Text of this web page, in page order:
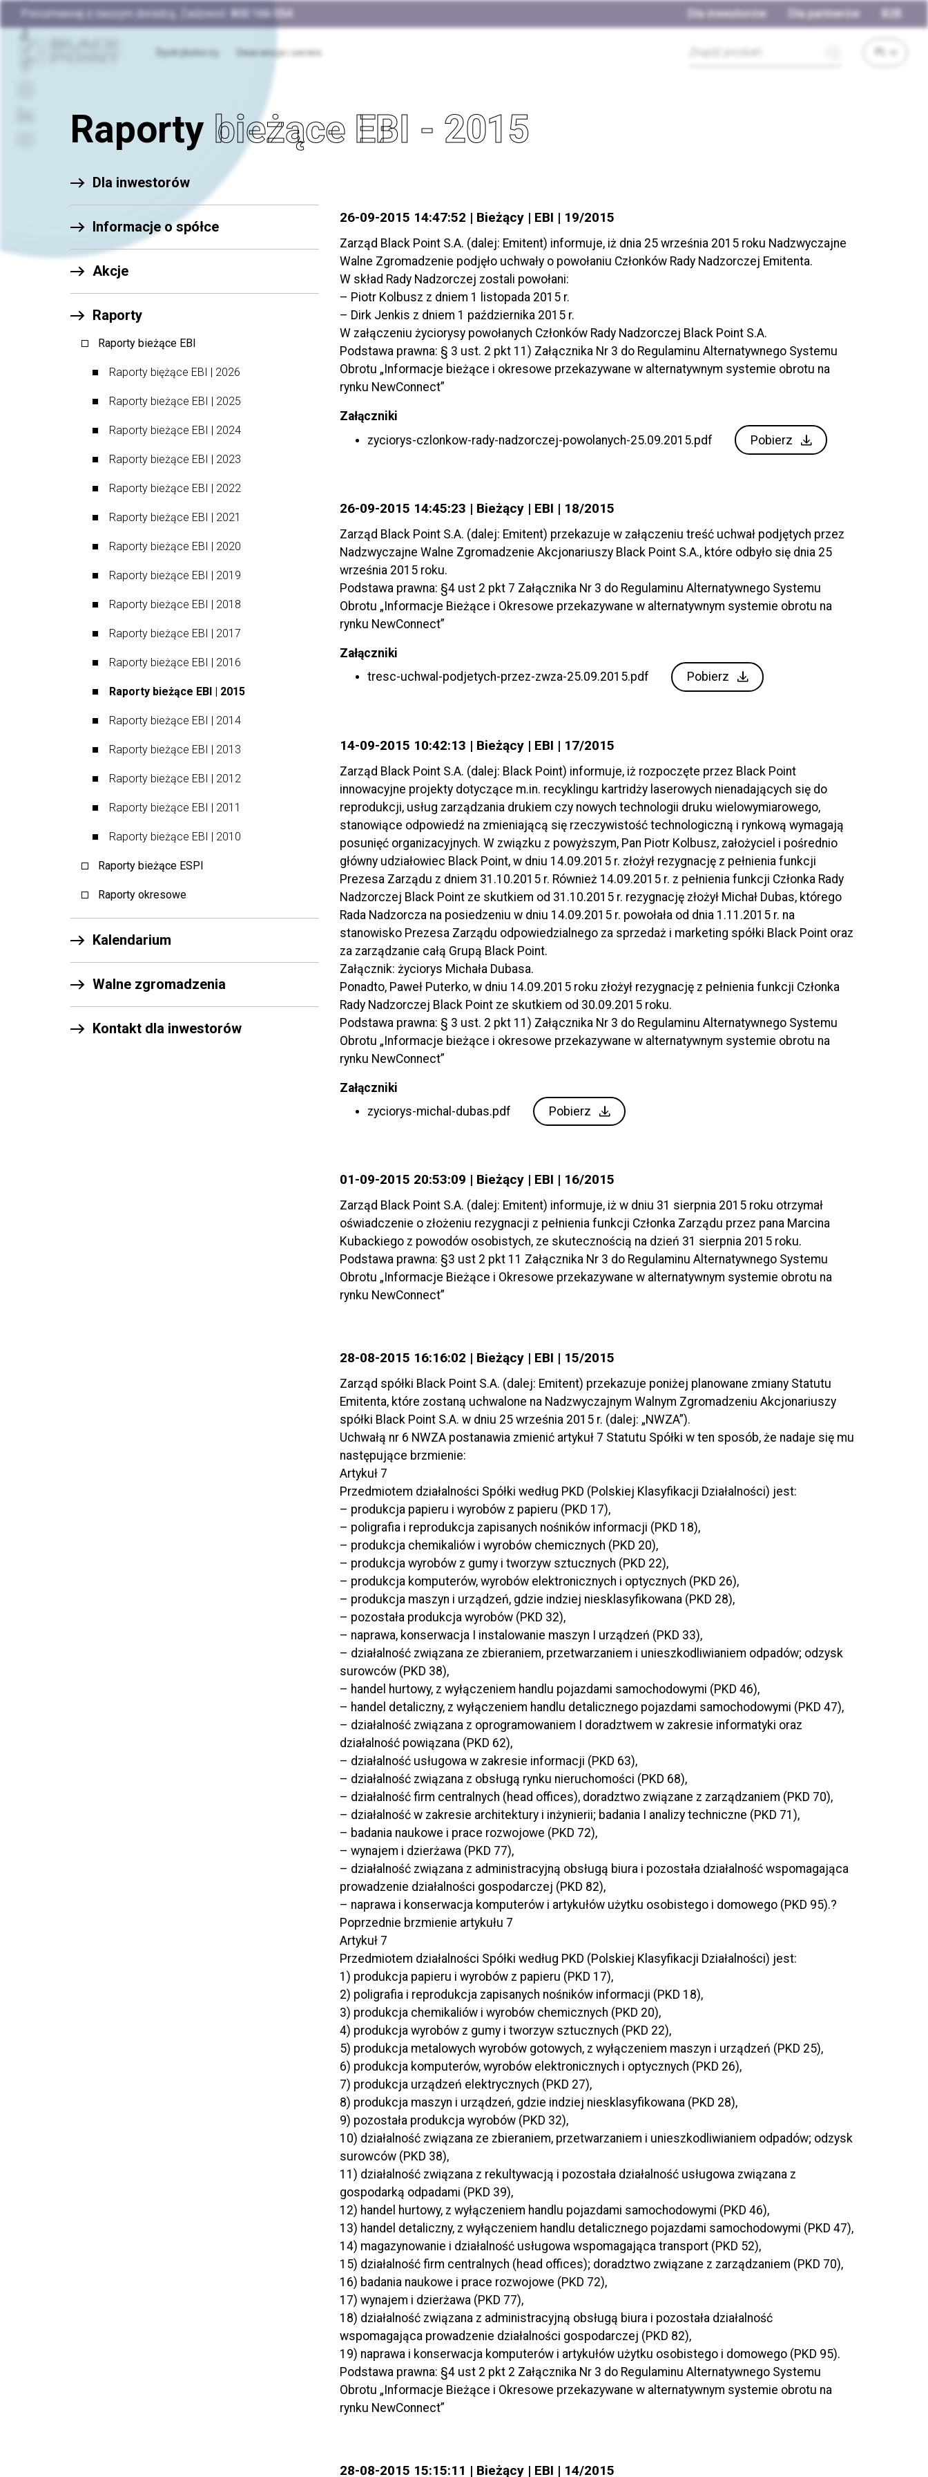
Porozmawiaj z naszym doradcą. Zadzwoń: 800 166 054 Dla inwestorów Dla partnerów B2B
Dystrybutorzy Gwarancja i serwis
Raporty bieżące EBI - 2015
Dla inwestorów
Informacje o spółce
Akcje
Raporty
Raporty bieżące EBI
Raporty biężące EBI | 2026
Raporty bieżące EBI | 2025
Raporty bieżące EBI | 2024
Raporty bieżące EBI | 2023
Raporty bieżące EBI | 2022
Raporty bieżące EBI | 2021
Raporty bieżące EBI | 2020
Raporty bieżące EBI | 2019
Raporty bieżące EBI | 2018
Raporty bieżące EBI | 2017
Raporty bieżące EBI | 2016
Raporty bieżące EBI | 2015
Raporty bieżące EBI | 2014
Raporty bieżące EBI | 2013
Raporty bieżące EBI | 2012
Raporty bieżące EBI | 2011
Raporty bieżące EBI | 2010
Raporty bieżące ESPI
Raporty okresowe
Kalendarium
Walne zgromadzenia
Kontakt dla inwestorów
26-09-2015 14:47:52 | Bieżący | EBI | 19/2015
Zarząd Black Point S.A. (dalej: Emitent) informuje, iż dnia 25 września 2015 roku Nadzwyczajne
Walne Zgromadzenie podjęło uchwały o powołaniu Członków Rady Nadzorczej Emitenta.
W skład Rady Nadzorczej zostali powołani:
– Piotr Kolbusz z dniem 1 listopada 2015 r.
– Dirk Jenkis z dniem 1 października 2015 r.
W załączeniu życiorysy powołanych Członków Rady Nadzorczej Black Point S.A.
Podstawa prawna: § 3 ust. 2 pkt 11) Załącznika Nr 3 do Regulaminu Alternatywnego Systemu
Obrotu „Informacje bieżące i okresowe przekazywane w alternatywnym systemie obrotu na
rynku NewConnect”
Załączniki
zyciorys-czlonkow-rady-nadzorczej-powolanych-25.09.2015.pdf
Pobierz
26-09-2015 14:45:23 | Bieżący | EBI | 18/2015
Zarząd Black Point S.A. (dalej: Emitent) przekazuje w załączeniu treść uchwał podjętych przez
Nadzwyczajne Walne Zgromadzenie Akcjonariuszy Black Point S.A., które odbyło się dnia 25
września 2015 roku.
Podstawa prawna: §4 ust 2 pkt 7 Załącznika Nr 3 do Regulaminu Alternatywnego Systemu
Obrotu „Informacje Bieżące i Okresowe przekazywane w alternatywnym systemie obrotu na
rynku NewConnect”
Załączniki
tresc-uchwal-podjetych-przez-zwza-25.09.2015.pdf
Pobierz
14-09-2015 10:42:13 | Bieżący | EBI | 17/2015
Zarząd Black Point S.A. (dalej: Black Point) informuje, iż rozpoczęte przez Black Point
innowacyjne projekty dotyczące m.in. recyklingu kartridży laserowych nienadających się do
reprodukcji, usług zarządzania drukiem czy nowych technologii druku wielowymiarowego,
stanowiące odpowiedź na zmieniającą się rzeczywistość technologiczną i rynkową wymagają
posunięć organizacyjnych. W związku z powyższym, Pan Piotr Kolbusz, założyciel i pośrednio
główny udziałowiec Black Point, w dniu 14.09.2015 r. złożył rezygnację z pełnienia funkcji
Prezesa Zarządu z dniem 31.10.2015 r. Również 14.09.2015 r. z pełnienia funkcji Członka Rady
Nadzorczej Black Point ze skutkiem od 31.10.2015 r. rezygnację złożył Michał Dubas, którego
Rada Nadzorcza na posiedzeniu w dniu 14.09.2015 r. powołała od dnia 1.11.2015 r. na
stanowisko Prezesa Zarządu odpowiedzialnego za sprzedaż i marketing spółki Black Point oraz
za zarządzanie całą Grupą Black Point.
Załącznik: życiorys Michała Dubasa.
Ponadto, Paweł Puterko, w dniu 14.09.2015 roku złożył rezygnację z pełnienia funkcji Członka
Rady Nadzorczej Black Point ze skutkiem od 30.09.2015 roku.
Podstawa prawna: § 3 ust. 2 pkt 11) Załącznika Nr 3 do Regulaminu Alternatywnego Systemu
Obrotu „Informacje bieżące i okresowe przekazywane w alternatywnym systemie obrotu na
rynku NewConnect”
Załączniki
zyciorys-michal-dubas.pdf
Pobierz
01-09-2015 20:53:09 | Bieżący | EBI | 16/2015
Zarząd Black Point S.A. (dalej: Emitent) informuje, iż w dniu 31 sierpnia 2015 roku otrzymał
oświadczenie o złożeniu rezygnacji z pełnienia funkcji Członka Zarządu przez pana Marcina
Kubackiego z powodów osobistych, ze skutecznością na dzień 31 sierpnia 2015 roku.
Podstawa prawna: §3 ust 2 pkt 11 Załącznika Nr 3 do Regulaminu Alternatywnego Systemu
Obrotu „Informacje Bieżące i Okresowe przekazywane w alternatywnym systemie obrotu na
rynku NewConnect”
28-08-2015 16:16:02 | Bieżący | EBI | 15/2015
Zarząd spółki Black Point S.A. (dalej: Emitent) przekazuje poniżej planowane zmiany Statutu
Emitenta, które zostaną uchwalone na Nadzwyczajnym Walnym Zgromadzeniu Akcjonariuszy
spółki Black Point S.A. w dniu 25 września 2015 r. (dalej: „NWZA”).
Uchwałą nr 6 NWZA postanawia zmienić artykuł 7 Statutu Spółki w ten sposób, że nadaje się mu
następujące brzmienie:
Artykuł 7
Przedmiotem działalności Spółki według PKD (Polskiej Klasyfikacji Działalności) jest:
– produkcja papieru i wyrobów z papieru (PKD 17),
– poligrafia i reprodukcja zapisanych nośników informacji (PKD 18),
– produkcja chemikaliów i wyrobów chemicznych (PKD 20),
– produkcja wyrobów z gumy i tworzyw sztucznych (PKD 22),
– produkcja komputerów, wyrobów elektronicznych i optycznych (PKD 26),
– produkcja maszyn i urządzeń, gdzie indziej niesklasyfikowana (PKD 28),
– pozostała produkcja wyrobów (PKD 32),
– naprawa, konserwacja I instalowanie maszyn I urządzeń (PKD 33),
– działalność związana ze zbieraniem, przetwarzaniem i unieszkodliwianiem odpadów; odzysk
surowców (PKD 38),
– handel hurtowy, z wyłączeniem handlu pojazdami samochodowymi (PKD 46),
– handel detaliczny, z wyłączeniem handlu detalicznego pojazdami samochodowymi (PKD 47),
– działalność związana z oprogramowaniem I doradztwem w zakresie informatyki oraz
działalność powiązana (PKD 62),
– działalność usługowa w zakresie informacji (PKD 63),
– działalność związana z obsługą rynku nieruchomości (PKD 68),
– działalność firm centralnych (head offices), doradztwo związane z zarządzaniem (PKD 70),
– działalność w zakresie architektury i inżynierii; badania I analizy techniczne (PKD 71),
– badania naukowe i prace rozwojowe (PKD 72),
– wynajem i dzierżawa (PKD 77),
– działalność związana z administracyjną obsługą biura i pozostała działalność wspomagająca
prowadzenie działalności gospodarczej (PKD 82),
– naprawa i konserwacja komputerów i artykułów użytku osobistego i domowego (PKD 95).?
Poprzednie brzmienie artykułu 7
Artykuł 7
Przedmiotem działalności Spółki według PKD (Polskiej Klasyfikacji Działalności) jest:
1) produkcja papieru i wyrobów z papieru (PKD 17),
2) poligrafia i reprodukcja zapisanych nośników informacji (PKD 18),
3) produkcja chemikaliów i wyrobów chemicznych (PKD 20),
4) produkcja wyrobów z gumy i tworzyw sztucznych (PKD 22),
5) produkcja metalowych wyrobów gotowych, z wyłączeniem maszyn i urządzeń (PKD 25),
6) produkcja komputerów, wyrobów elektronicznych i optycznych (PKD 26),
7) produkcja urządzeń elektrycznych (PKD 27),
8) produkcja maszyn i urządzeń, gdzie indziej niesklasyfikowana (PKD 28),
9) pozostała produkcja wyrobów (PKD 32),
10) działalność związana ze zbieraniem, przetwarzaniem i unieszkodliwianiem odpadów; odzysk
surowców (PKD 38),
11) działalność związana z rekultywacją i pozostała działalność usługowa związana z
gospodarką odpadami (PKD 39),
12) handel hurtowy, z wyłączeniem handlu pojazdami samochodowymi (PKD 46),
13) handel detaliczny, z wyłączeniem handlu detalicznego pojazdami samochodowymi (PKD 47),
14) magazynowanie i działalność usługowa wspomagająca transport (PKD 52),
15) działalność firm centralnych (head offices); doradztwo związane z zarządzaniem (PKD 70),
16) badania naukowe i prace rozwojowe (PKD 72),
17) wynajem i dzierżawa (PKD 77),
18) działalność związana z administracyjną obsługą biura i pozostała działalność
wspomagająca prowadzenie działalności gospodarczej (PKD 82),
19) naprawa i konserwacja komputerów i artykułów użytku osobistego i domowego (PKD 95).
Podstawa prawna: §4 ust 2 pkt 2 Załącznika Nr 3 do Regulaminu Alternatywnego Systemu
Obrotu „Informacje Bieżące i Okresowe przekazywane w alternatywnym systemie obrotu na
rynku NewConnect”
28-08-2015 15:15:11 | Bieżący | EBI | 14/2015